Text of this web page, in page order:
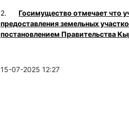
2. Госимущество отмечает что
предоставления земельных
постановлением Правительства
15-07-2025 12:27